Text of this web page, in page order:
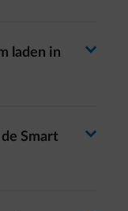
laden in
arrow-right
Smart
arrow-right